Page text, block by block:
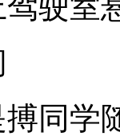
同学随